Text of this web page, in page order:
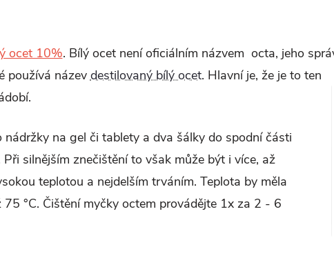
ocet 10%. Bílý ocet není oficiálním názvem octa, jeho
používá název destilovaný bílý ocet. Hlavní je, že je to ten
na gel či tablety a dva šálky do spodní části
Při silnějším znečištění to však může být i více, až
teplotou a nejdelším trváním. Teplota by měla
°C. Čištění myčky octem provádějte 1x za 2 - 6